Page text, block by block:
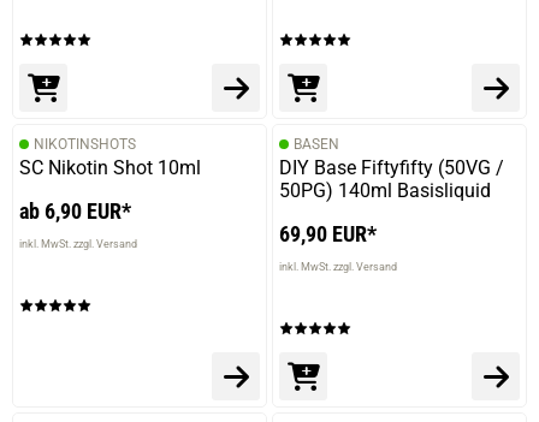
26.06.2025 — via
Trustedshops.de
Levente B.
Die Bewertung erfolgte ohne Abgabe eines Kommentars
NIKOTINSHOTS
SC Nikotin Shot 10ml
ab 6,90 EUR*
inkl. MwSt. zzgl. Versand
BASEN
DIY Base Fiftyfifty (50VG /
50PG) 140ml Basisliquid
69,90 EUR*
inkl. MwSt. zzgl. Versand